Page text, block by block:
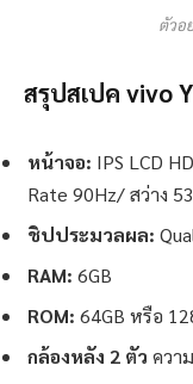
ตัวอ
สรุปสเปค vivo
หน้าจอ: IPS LCD
Rate 90Hz/ สว่าง
ชิปประมวลผล:
RAM: 6GB
ROM: 64GB หรือ
กล้องหลัง 2 ตัว ควา